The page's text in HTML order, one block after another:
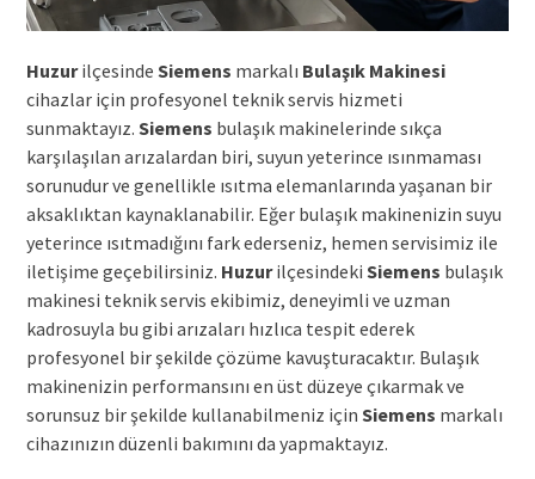
Huzurilçesinde Siemens markalı Bulaşık Makinesi
cihazlar için profesyonel teknik servis hizmeti
sunmaktayız. Siemens bulaşık makinelerinde sıkça
karşılaşılan arızalardan biri, suyun yeterince ısınmaması
sorunudur ve genellikle ısıtma elemanlarında yaşanan bir
aksaklıktan kaynaklanabilir. Eğer bulaşık makinenizin suyu
yeterince ısıtmadığını fark ederseniz, hemen servisimiz ile
iletişime geçebilirsiniz. Huzurilçesindeki Siemens bulaşık
makinesi teknik servis ekibimiz, deneyimli ve uzman
kadrosuyla bu gibi arızaları hızlıca tespit ederek
profesyonel bir şekilde çözüme kavuşturacaktır. Bulaşık
makinenizin performansını en üst düzeye çıkarmak ve
sorunsuz bir şekilde kullanabilmeniz için Siemens markalı
cihazınızın düzenli bakımını da yapmaktayız.